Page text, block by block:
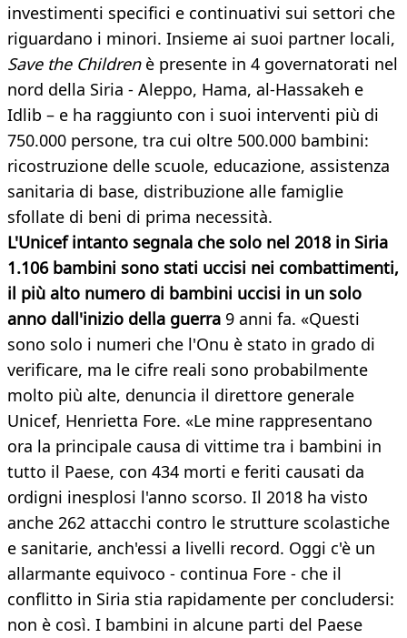
investimenti specifici e continuativi sui settori che
riguardano i minori. Insieme ai suoi partner locali,
Save the Childrenè presente in 4 governatorati nel
nord della Siria - Aleppo, Hama, al-Hassakeh e
Idlib – e ha raggiunto con i suoi interventi più di
750.000 persone, tra cui oltre 500.000 bambini:
ricostruzione delle scuole, educazione, assistenza
sanitaria di base, distribuzione alle famiglie
sfollate di beni di prima necessità.
L'Unicef intanto segnala che solo nel 2018 in Siria
1.106 bambini sono stati uccisi nei combattimenti,
il più alto numero di bambini uccisi in un solo
anno dall'inizio della guerra 9 anni fa. «Questi
sono solo i numeri che l'Onu è stato in grado di
verificare, ma le cifre reali sono probabilmente
molto più alte, denuncia il direttore generale
Unicef, Henrietta Fore. «Le mine rappresentano
ora la principale causa di vittime tra i bambini in
tutto il Paese, con 434 morti e feriti causati da
ordigni inesplosi l'anno scorso. Il 2018 ha visto
anche 262 attacchi contro le strutture scolastiche
e sanitarie, anch'essi a livelli record. Oggi c'è un
allarmante equivoco - continua Fore - che il
conflitto in Siria stia rapidamente per concludersi:
non è così. I bambini in alcune parti del Paese